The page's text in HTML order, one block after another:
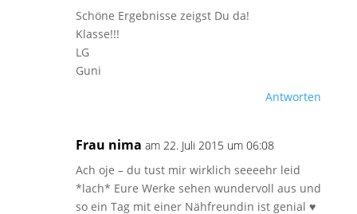
Schöne Ergebnisse zeigst Du da!
Klasse!!!
LG
Guni
Antworten
Frau nima am 22. Juli 2015 um 06:08
Ach oje – du tust mir wirklich seeeehr leid
*lach* Eure Werke sehen wundervoll aus und
so ein Tag mit einer Nähfreundin ist genial ♥